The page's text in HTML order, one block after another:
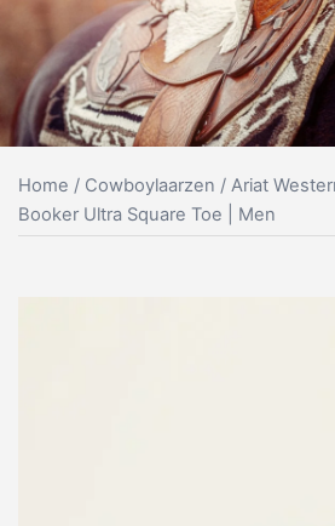
Home / Cowboylaarzen / Ariat
Booker Ultra Square Toe | Men